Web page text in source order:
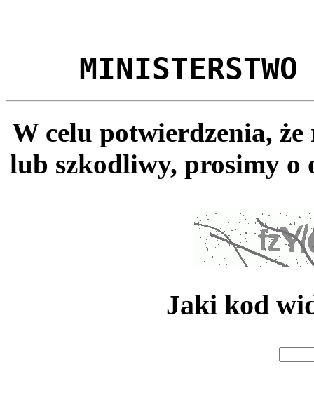
MINISTERSTWO
W celu potwierdzenia,
lub szkodliwy, prosimy o
Jaki kod